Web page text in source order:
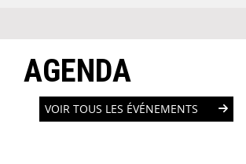
AGENDA
VOIR TOUS LES ÉVÉNEMENTS